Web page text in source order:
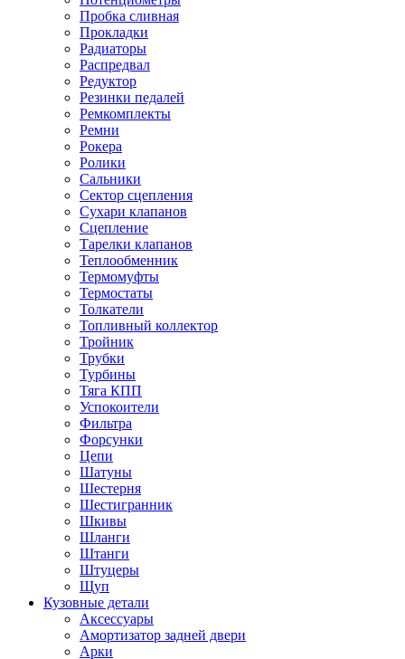
Пробка сливная
Прокладки
Радиаторы
Распредвал
Редуктор
Резинки педалей
Ремкомплекты
Ремни
Рокера
Ролики
Сальники
Сектор сцепления
Сухари клапанов
Сцепление
Тарелки клапанов
Теплообменник
Термомуфты
Термостаты
Толкатели
Топливный коллектор
Тройник
Трубки
Турбины
Тяга КПП
Успокоители
Фильтра
Форсунки
Цепи
Шатуны
Шестерня
Шестигранник
Шкивы
Шланги
Штанги
Штуцеры
Щуп
Кузовные детали
Аксессуары
Амортизатор задней двери
Арки